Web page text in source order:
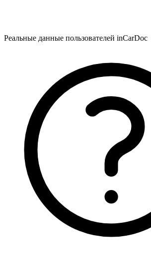
Реальные данные пользователей inCarDoc